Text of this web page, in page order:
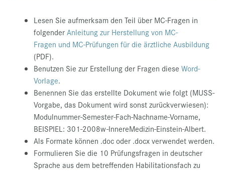
Lesen Sie aufmerksam den Teil über MC-Fragen in
folgenderAnleitung zur Herstellung von MC-
Fragen und MC-Prüfungen für die ärztliche Ausbildung
(PDF).
Benutzen Sie zur Erstellung der Fragen diese Word-
Vorlage.
Benennen Sie das erstellte Dokument wie folgt (MUSS-
Vorgabe, das Dokument wird sonst zurückverwiesen):
Modulnummer-Semester-Fach-Nachname-Vorname,
BEISPIEL: 301-2008w-InnereMedizin-Einstein-Albert.
Als Formate können .doc oder .docx verwendet werden.
Formulieren Sie die 10 Prüfungsfragen in deutscher
Sprache aus dem betreffenden Habilitationsfach zu